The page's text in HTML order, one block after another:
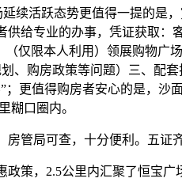
活跃态势更值得一提的是，
供给专业的办事，凭证获取：
仅限本人利用）领展购物广
、购房政策等问题）三、配
；更值得购房者安心的是，沙
糊口圈内。
管局可查，十分便利。五证
，2.5公里内汇聚了恒宝广